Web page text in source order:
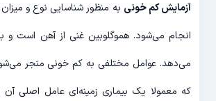
آزمایش کم خونی به منظور شناسایی نوع و
انجام می‌شود. هموگلوبین غنی از آهن است و
می‌دهد. عوامل مختلفی به کم خونی منجر
که معمولا یک بیماری زمینه‌ای عامل اصلی